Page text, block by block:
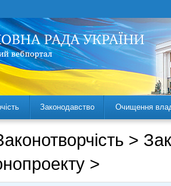
Законодавство Очищення
>
>